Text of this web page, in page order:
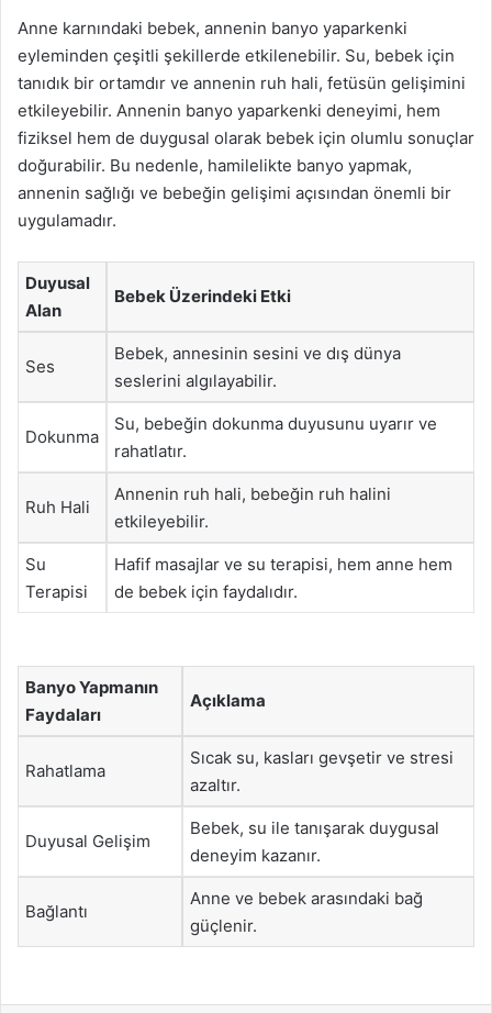
Anne karnındaki bebek, annenin banyo yaparkenki
eyleminden çeşitli şekillerde etkilenebilir. Su, bebek için
tanıdık bir ortamdır ve annenin ruh hali, fetüsün gelişimini
etkileyebilir. Annenin banyo yaparkenki deneyimi, hem
fiziksel hem de duygusal olarak bebek için olumlu sonuçlar
doğurabilir. Bu nedenle, hamilelikte banyo yapmak,
annenin sağlığı ve bebeğin gelişimi açısından önemli bir
uygulamadır.
Duyusal
Alan
Bebek Üzerindeki Etki
Ses
Bebek, annesinin sesini ve dış dünya
seslerini algılayabilir.
Dokunma
Su, bebeğin dokunma duyusunu uyarır ve
rahatlatır.
Ruh Hali
Annenin ruh hali, bebeğin ruh halini
etkileyebilir.
Su
Terapisi
Hafif masajlar ve su terapisi, hem anne hem
de bebek için faydalıdır.
Banyo Yapmanın
Faydaları
Açıklama
Rahatlama
Sıcak su, kasları gevşetir ve stresi
azaltır.
Duyusal Gelişim
Bebek, su ile tanışarak duygusal
deneyim kazanır.
Bağlantı
Anne ve bebek arasındaki bağ
güçlenir.